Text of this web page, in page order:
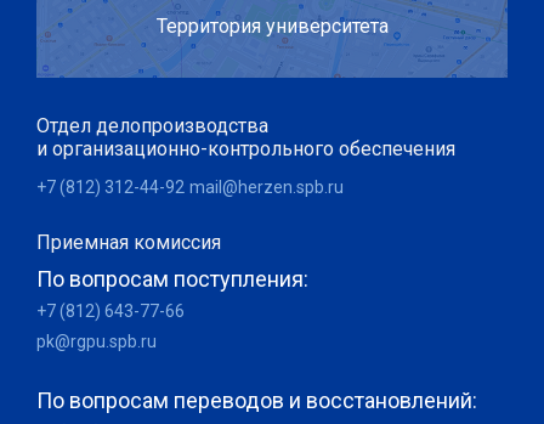
Территория университета
Отдел делопроизводства
и организационно-контрольного обеспечения
+7 (812) 312-44-92 mail@herzen.spb.ru
Приемная комиссия
По вопросам поступления:
+7 (812) 643-77-66
pk@rgpu.spb.ru
По вопросам переводов и восстановлений: